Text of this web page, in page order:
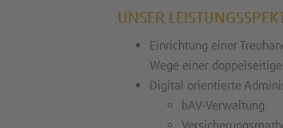
UNSER
Einrichtung einer
Wege einer
Digital orientierte
bAV-Verwaltung